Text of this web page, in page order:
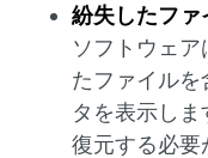
紛失したファ
ソフトウェ
たファイル
タを表示し
復元する必要